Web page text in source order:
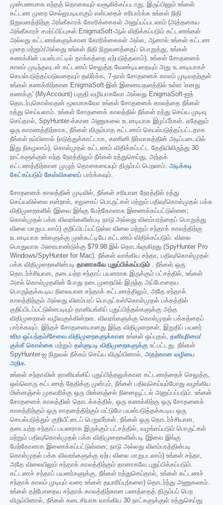
முன்பணமாக எந்தத் தொகையும் வசூலிக்கப்படாது, இருப்பினும் உங்கள்
கட்டண முறை செல்லுபடியாகும் என்பதைச் சரிபார்க்க உங்கள் நிதி
நிறுவனத்திற்கு அங்கீகாரக் கோரிக்கைகள் அனுப்பப்படலாம் (அத்தகைய
அங்கீகாரச் சமர்ப்பிப்புகள் EnigmaSoft-ஆல் விதிக்கப்படும் கட்டணங்கள்
அல்லது கட்டணங்களுக்கான கோரிக்கைகள் அல்ல, ஆனால் உங்கள் கட்டண
முறை மற்றும்/அல்லது உங்கள் நிதி நிறுவனத்தைப் பொறுத்து, உங்கள்
கணக்கின் பயன்பாட்டில் தாக்கத்தை ஏற்படுத்தலாம்). உங்கள் சோதனைக்
காலம் முடிந்தவுடன் கட்டணம் செலுத்த வேண்டியதையும் அது உடனடியாகச்
செயல்படுத்தப்படுவதையும் தவிர்க்க, 7-நாள் சோதனைக் காலம் முடிவதற்குள்
உங்கள் கணக்கிற்கான EnigmaSoft-இன் இணையதளத்தில் உள்ள 'எனது
கணக்கு' (MyAccount) பகுதி வழியாகவோ அல்லது EnigmaSoft-ஐத்
தொடர்புகொள்வதன் மூலமாகவோ உங்கள் சோதனைக் காலத்தை நீங்கள்
ரத்து செய்யலாம். உங்கள் சோதனைக் காலத்தில் நீங்கள் ரத்து செய்ய முடிவு
செய்தால், SpyHunter-க்கான அணுகலை உடனடியாக இழப்பீர்கள். ஏதேனும்
ஒரு காரணத்திற்காக, நீங்கள் விரும்பாத கட்டணம் செயல்படுத்தப்பட்டதாக
நீங்கள் நம்பினால் (எடுத்துக்காட்டாக, கணினி நிர்வாகத்தின் அடிப்படையில்
இது நிகழலாம்), கொள்முதல் கட்டணம் விதிக்கப்பட்ட தேதியிலிருந்து 30
நாட்களுக்குள் எந்த நேரத்திலும் நீங்கள் ரத்துசெய்து, அந்தக்
கட்டணத்திற்கான முழுத் தொகையையும் திரும்பப் பெறலாம். அடிக்கடி
கேட்கப்படும் கேள்விகளைப் பார்க்கவும்.
சோதனைக் காலத்தின் முடிவில், நீங்கள் சரியான நேரத்தில் ரத்து
செய்யவில்லை என்றால், சலுகைப் பொருட்கள் மற்றும் பதிவு/கொள்முதல் பக்க
விதிமுறைகளில் (இவை இங்கு மேற்கோளாக இணைக்கப்பட்டுள்ளன;
கொள்முதல் பக்க விவரங்களின்படி நாடு அல்லது விளம்பரத்தைப் பொறுத்து
விலை மாறுபடலாம்) குறிப்பிடப்பட்டுள்ள விலை மற்றும் சந்தாக் காலத்திற்கு
உடனடியாக உங்களுக்கு முன்கூட்டியே கட்டணம் விதிக்கப்படும். விலை
பொதுவாக அரையாண்டுக்கு $79.98 இல் தொடங்குகிறது (SpyHunter Pro
Windows/SpyHunter for Mac). நீங்கள் வாங்கிய சந்தா, பதிவு/கொள்முதல்
பக்க விதிமுறைகளின்படி தானாகவே புதுப்பிக்கப்படும் . நீங்கள் ஒரு
தொடர்ச்சியான, தடையற்ற சந்தாப் பயனராக இருக்கும் பட்சத்தில், உங்கள்
அசல் கொள்முதலின் போது நடைமுறையில் இருந்த அப்போதைய
பொருந்தக்கூடிய நிலையான சந்தாக் கட்டணத்திலும், அதே சந்தாக்
காலத்திற்கும் அல்லது விளம்பரப் பொருட்கள்/கொள்முதல் பக்கத்தில்
குறிப்பிடப்பட்டுள்ளபடியும் தானியங்கிப் புதுப்பித்தல்களுக்கு அந்த
விதிமுறைகள் வழிவகுக்கின்றன. விவரங்களுக்கு கொள்முதல் பக்கத்தைப்
பார்க்கவும். இந்தச் சோதனையானது இந்த விதிமுறைகள், இறுதிப் பயனர்
உரிம ஒப்பந்தம்/சேவை விதிமுறைகளுக்கான உங்கள் ஒப்புதல், தனியுரிமை/
குக்கீ கொள்கை மற்றும் தள்ளுபடி விதிமுறைகளுக்கு உட்பட்டது. நீங்கள்
SpyHunter-ஐ நிறுவல் நீக்கம் செய்ய விரும்பினால், அதற்கான வழியை
அறிக.
உங்கள் சந்தாவின் தானியங்கிப் புதுப்பித்தலுக்கான கட்டணத்தைச் செலுத்த,
ஒவ்வொரு கட்டணத் தேதிக்கு முன்பும், நீங்கள் பதிவுசெய்யும்போது வழங்கிய
மின்னஞ்சல் முகவரிக்கு ஒரு மின்னஞ்சல் நினைவூட்டல் அனுப்பப்படும். உங்கள்
சோதனைக் காலத்தின் தொடக்கத்தில், ஒரு கணக்கிற்கு ஒரு சோதனைக்
காலத்திற்கும் ஒரு சாதனத்திற்கும் மட்டுமே பயன்படுத்தக்கூடிய ஒரு
செயல்படுத்தும் குறியீட்டைப் பெறுவீர்கள். நீங்கள் ஒரு தொடர்ச்சியான,
தடையற்ற சந்தாப் பயனராக இருக்கும் பட்சத்தில், வழங்கப்படும் பொருட்கள்
மற்றும் பதிவு/கொள்முதல் பக்க விதிமுறைகளின்படி (இவை இங்கு
மேற்கோளாக இணைக்கப்பட்டுள்ளன; நாடு அல்லது விளம்பரத்தின்படி
கொள்முதல் பக்க விவரங்களுக்கு ஏற்ப விலை மாறுபடலாம்) உங்கள் சந்தா,
அதே விலையிலும் சந்தாக் காலத்திற்கும் தானாகவே புதுப்பிக்கப்படும்.
கட்டணச் சந்தாப் பயனர்களுக்கு, நீங்கள் ரத்துசெய்தால், உங்கள் கட்டணச்
சந்தாக் காலம் முடியும் வரை உங்கள் தயாரிப்பு(களை) தொடர்ந்து அணுகலாம்.
உங்கள் தற்போதைய சந்தாக் காலத்திற்கான பணத்தைத் திரும்பப் பெற
விரும்பினால், நீங்கள் கடைசியாக வாங்கிய 30 நாட்களுக்குள் ரத்துசெய்து